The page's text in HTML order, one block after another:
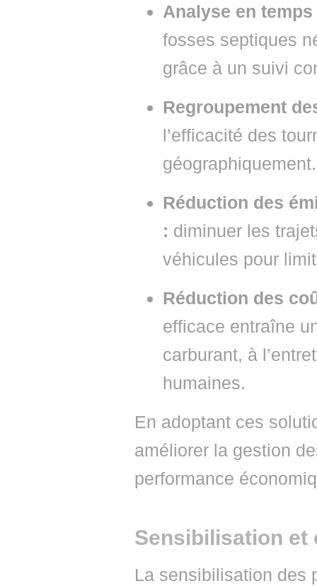
Analyse en
fosses septiques
grâce à un suivi
Regroupement
l’efficacité des
géographiquement.
Réduction des
: diminuer les
véhicules pour
Réduction des
efficace entraîne
carburant, à
humaines.
En adoptant ces
améliorer la gestion
performance
Sensibilisation et
La sensibilisation des